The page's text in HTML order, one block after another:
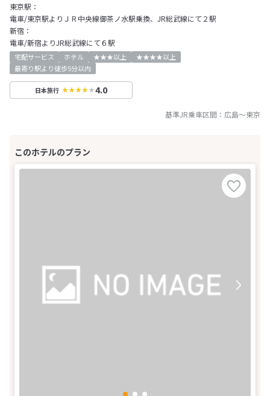
東京駅：
電車/東京駅よりＪＲ中央線御茶ノ水駅乗換、JR総武線にて２駅
新宿：
電車/新宿よりJR総武線にて６駅
宅配サービス ホテル ★★★以上
★★★★以上
最寄り駅より徒歩5分以内
日本旅行 4.0
基準JR乗車区間： 広島～東京